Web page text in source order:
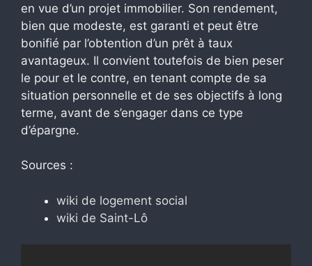
en vue d’un projet immobilier. Son rendement,
bien que modeste, est garanti et peut être
bonifié par l’obtention d’un prêt à taux
avantageux. Il convient toutefois de bien peser
le pour et le contre, en tenant compte de sa
situation personnelle et de ses objectifs à long
terme, avant de s’engager dans ce type
d’épargne.
Sources :
wiki de logement social
wiki de Saint-Lô